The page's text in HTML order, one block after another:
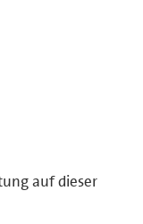
auf dieser